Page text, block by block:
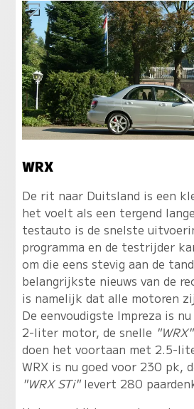
WRX
De rit naar Duitsland is een
het voelt als een tergend
testauto is de snelste
programma en de testrijder
om die eens stevig aan de
belangrijkste nieuws van de
is namelijk dat alle motoren
De eenvoudigste Impreza is
2-liter motor, de snelle "WRX"
doen het voortaan met 2.5-
WRX is nu goed voor 230 pk,
"WRX STi"levert 280